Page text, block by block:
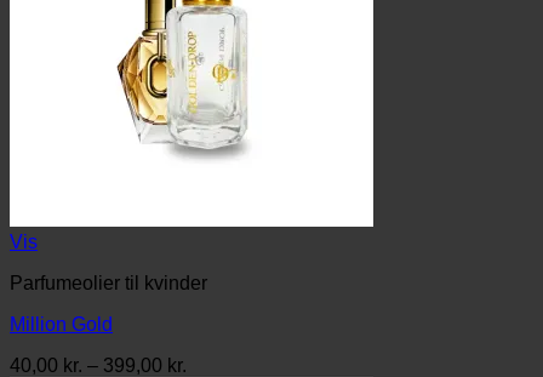
Vis
Parfumeolier til kvinder
Million Gold
40,00 kr. – 399,00 kr.